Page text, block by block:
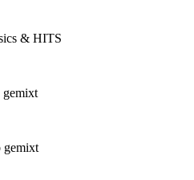
& HITS
gemixt
gemixt